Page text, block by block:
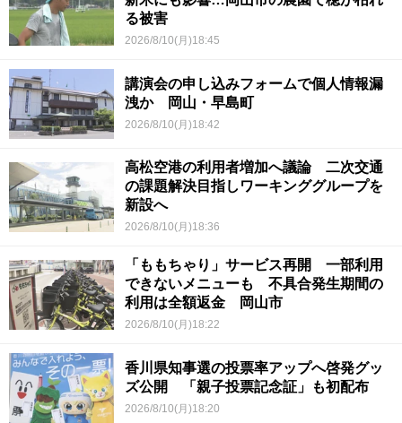
る被害
2026/8/10(月)18:45
講演会の申し込みフォームで個人情報漏
洩か 岡山・早島町
2026/8/10(月)18:42
高松空港の利用者増加へ議論 二次交通
の課題解決目指しワーキンググループを
新設へ
2026/8/10(月)18:36
「ももちゃり」サービス再開 一部利用
できないメニューも 不具合発生期間の
利用は全額返金 岡山市
2026/8/10(月)18:22
香川県知事選の投票率アップへ啓発グッ
ズ公開 「親子投票記念証」も初配布
2026/8/10(月)18:20